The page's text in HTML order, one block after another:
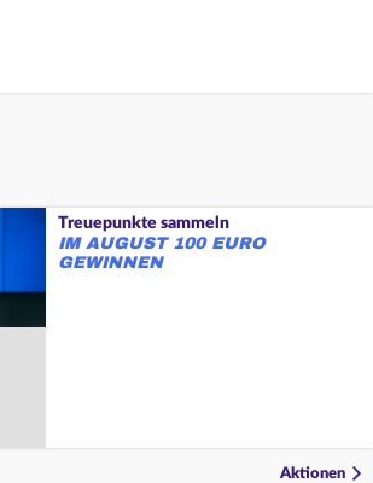
Treuepunkte sammeln
IM AUGUST 100 EURO
GEWINNEN
Aktionen